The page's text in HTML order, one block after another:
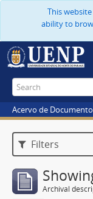
This
ability to
Acervo de
Filters
Archival